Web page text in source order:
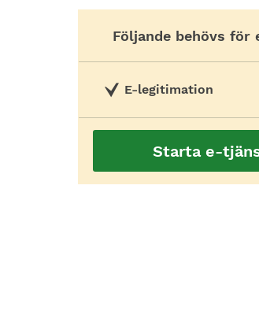
Följande behövs för
E-legitimation
Starta e-